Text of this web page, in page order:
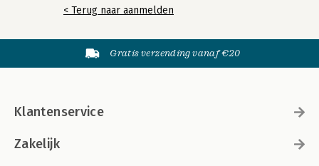
< Terug naar aanmelden
Gratis verzending vanaf €20
Klantenservice
Zakelijk